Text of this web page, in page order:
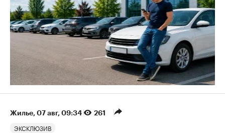
Жилье⁠, 07 авг, 09:34 261
ЭКСКЛЮЗИВ